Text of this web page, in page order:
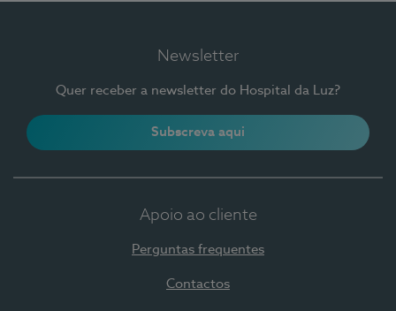
Newsletter
Quer receber a newsletter do Hospital da Luz?
Subscreva aqui
Apoio ao cliente
Perguntas frequentes
Contactos